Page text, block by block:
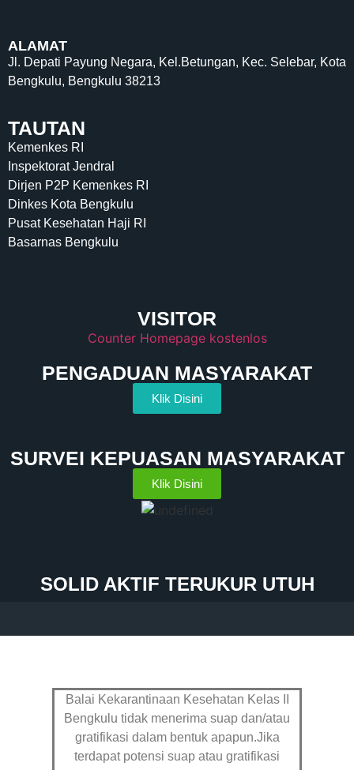
ALAMAT
Jl. Depati Payung Negara, Kel.Betungan, Kec. Selebar, Kota
Bengkulu, Bengkulu 38213
TAUTAN
Kemenkes RI
Inspektorat Jendral
Dirjen P2P Kemenkes RI
Dinkes Kota Bengkulu
Pusat Kesehatan Haji RI
Basarnas Bengkulu
VISITOR
Counter Homepage kostenlos
PENGADUAN MASYARAKAT
Klik Disini
SURVEI KEPUASAN MASYARAKAT
Klik Disini
SOLID AKTIF TERUKUR UTUH
Balai Kekarantinaan Kesehatan Kelas II
Bengkulu tidak menerima suap dan/atau
gratifikasi dalam bentuk apapun.Jika
terdapat potensi suap atau gratifikasi